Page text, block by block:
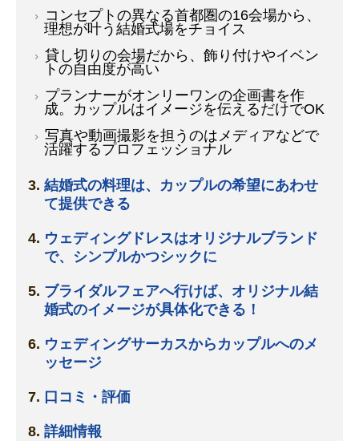
コンセプトの異なる首都圏の16会場から、
理想が叶う結婚式場をチョイス
貸し切りの会場だから、飾り付けやイベン
トの自由度が高い
プランナーがオンリーワンの企画書を作
成。カップルはイメージを伝えるだけでOK
写真や動画撮影を担うのはメディアなどで
活躍するプロフェッショナル
結婚式の料理は、カップルの希望にあわせ
て提供できる
ウェディングドレスはオリジナルブランド
で、シンプルかつシックに
ブライダルフェアへ行けば、オリジナル結
婚式のイメージが具体化できる！
ウェディングサーカスからカップルへのメ
ッセージ
口コミ・評価
詳細情報